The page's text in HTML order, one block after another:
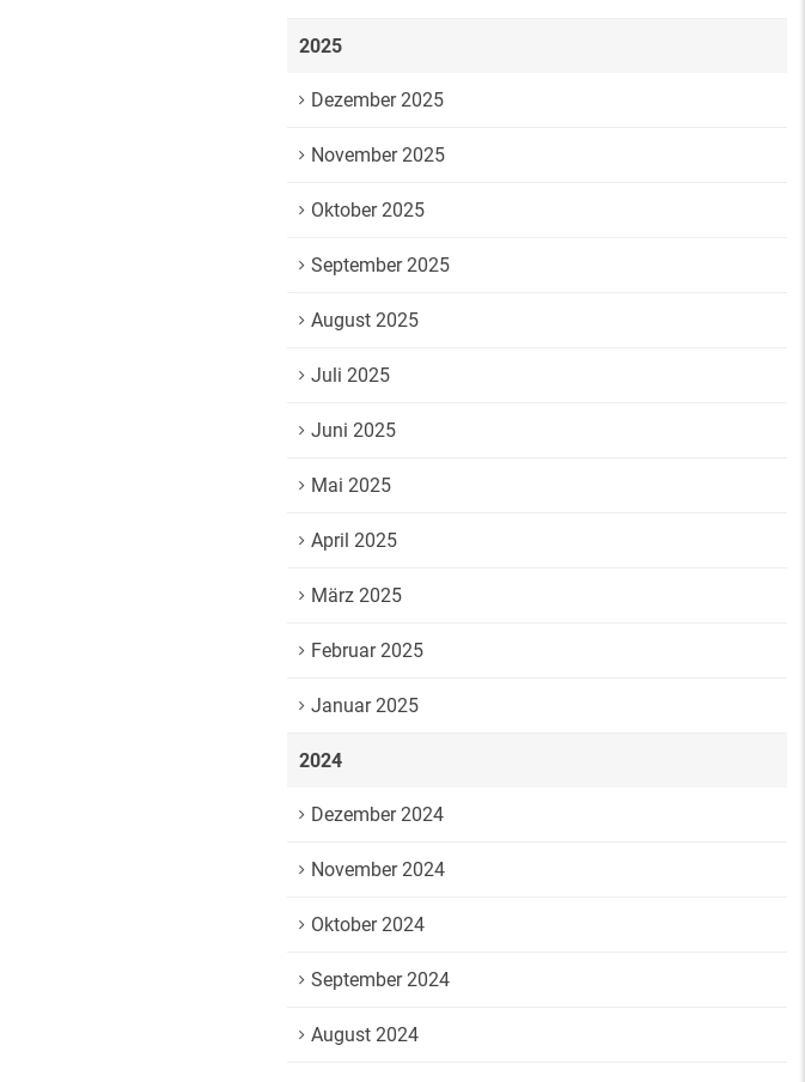
2025
Dezember 2025
November 2025
Oktober 2025
September 2025
August 2025
Juli 2025
Juni 2025
Mai 2025
April 2025
März 2025
Februar 2025
Januar 2025
2024
Dezember 2024
November 2024
Oktober 2024
September 2024
August 2024